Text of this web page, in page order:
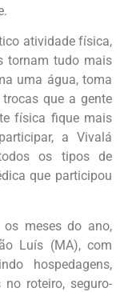
atividade física,
tornam tudo mais
uma água, toma
que a gente
física fique mais
a Vivalá
os tipos de
que participou
meses do ano,
Luís (MA), com
hospedagens,
roteiro, seguro-